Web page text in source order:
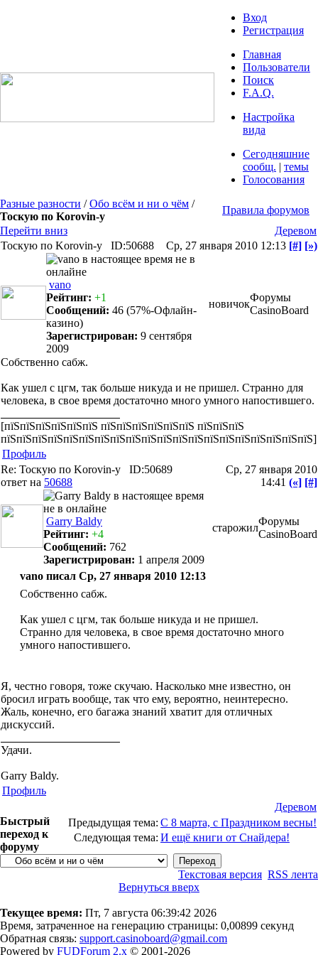
Вход
Регистрация
Главная
Пользователи
Поиск
F.A.Q.
Настройка
вида
Сегодняшние
сообщ. | темы
Голосования
Разные разности /Обо всём и ни о чём /
Тоскую по Korovin-у
Правила форумов
Перейти вниз
Деревом
Тоскую по Korovin-у
ID:50688 Ср, 27 января 2010 12:13 [#] [»)
vano
Рейтинг: +1
Сообщений: 46 (57%-Офлайн-
казино)
Зарегистрирован: 9 сентября
2009
новичок
Форумы
CasinoBoard
Собственно сабж.
Как ушел с цгм, так больше никуда и не пришел. Странно для
человека, в свое время достаточно много умного напостившего.
[пїЅпїЅпїЅпїЅпїЅпїЅ пїЅпїЅпїЅпїЅпїЅпїЅ пїЅпїЅпїЅ
пїЅпїЅпїЅпїЅпїЅпїЅпїЅпїЅпїЅпїЅпїЅпїЅпїЅпїЅпїЅпїЅпїЅпїЅпїЅпїЅ]
Профиль
Re: Тоскую по Korovin-у
ID:50689
ответ на 50688
Ср, 27 января 2010
14:41 («] [#]
Garry Baldy
Рейтинг: +4
Сообщений: 762
Зарегистрирован: 1 апреля 2009
старожил
Форумы
CasinoBoard
vano писал Ср, 27 января 2010 12:13
Собственно сабж.
Как ушел с цгм, так больше никуда и не пришел.
Странно для человека, в свое время достаточно много
умного напостившего.
Я, честно говоря, тоже скучаю. Насколько мне известно, он
бросил играть вообще, так что ему, вероятно, неинтересно.
Жаль, конечно, его багажа знаний хватит для отличных
дискуссий.
Удачи.
Garry Baldy.
Профиль
Деревом
Предыдущая тема: С 8 марта, с Праздником весны!
Следующая тема: И ещё книги от Снайдера!
Быстрый
переход к
форуму
Текстовая версия RSS лента
Вернуться вверх
Текущее время: Пт, 7 августа 06:39:42 2026
Время, затраченное на генерацию страницы: 0,00899 секунд
Обратная связь: support.casinoboard@gmail.com
Powered by FUDForum 2.x © 2001-2026